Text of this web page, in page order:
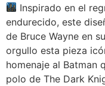
Inspirado en el
endurecido, este
de Bruce Wayne en
orgullo esta pieza
homenaje al Batman
polo de The Dark